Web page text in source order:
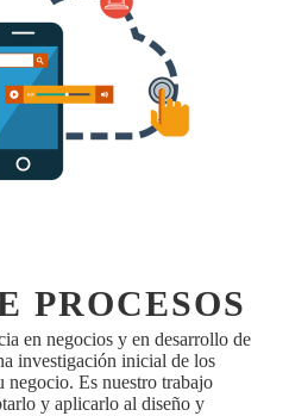
PROCESOS
en negocios y en desarrollo de
investigación inicial de los
negocio. Es nuestro trabajo
y aplicarlo al diseño y